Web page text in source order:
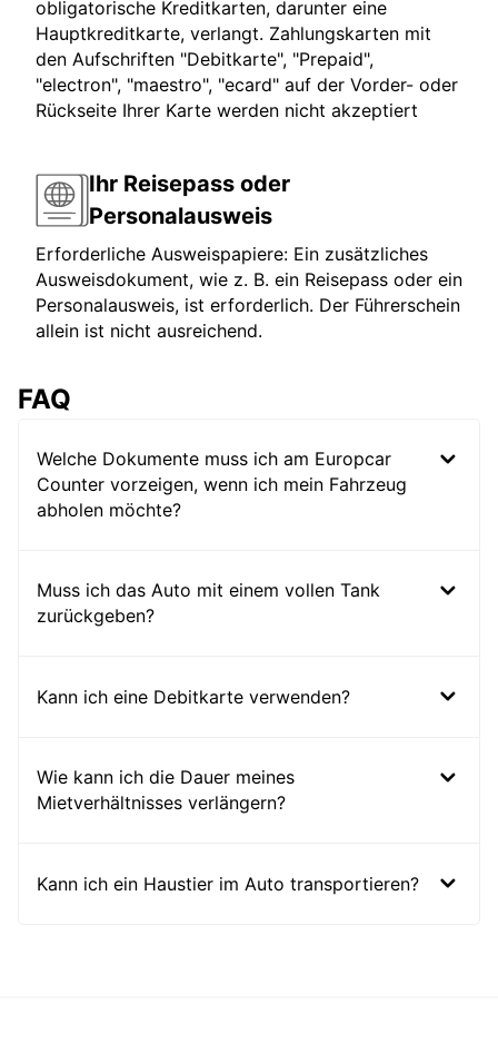
obligatorische Kreditkarten, darunter eine
Hauptkreditkarte, verlangt. Zahlungskarten mit
den Aufschriften "Debitkarte", "Prepaid",
"electron", "maestro", "ecard" auf der Vorder- oder
Rückseite Ihrer Karte werden nicht akzeptiert
Ihr Reisepass oder
Personalausweis
Erforderliche Ausweispapiere: Ein zusätzliches
Ausweisdokument, wie z. B. ein Reisepass oder ein
Personalausweis, ist erforderlich. Der Führerschein
allein ist nicht ausreichend.
FAQ
Welche Dokumente muss ich am Europcar
Counter vorzeigen, wenn ich mein Fahrzeug
abholen möchte?
Muss ich das Auto mit einem vollen Tank
zurückgeben?
Kann ich eine Debitkarte verwenden?
Wie kann ich die Dauer meines
Mietverhältnisses verlängern?
Kann ich ein Haustier im Auto transportieren?